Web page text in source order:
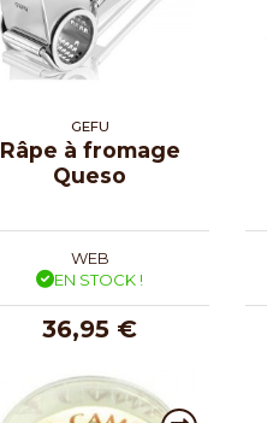
GEFU
Râpe à fromage
Queso
WEB
EN STOCK !
36,95 €